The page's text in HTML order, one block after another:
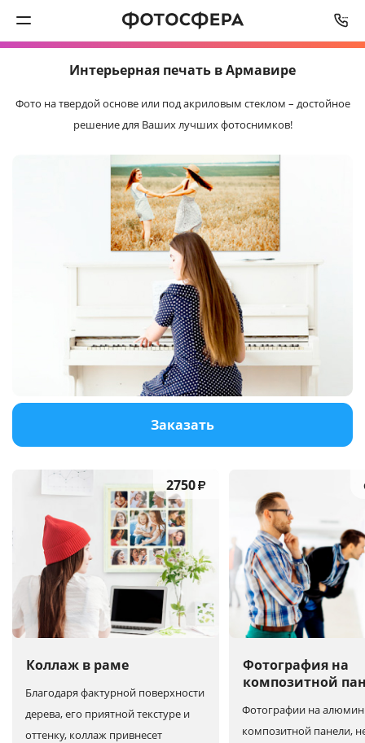
Интерьерная печать
Полиграфия
Услуги и сервис
Интерьерная печать в Армавире
Фото на твердой основе или под акриловым стеклом – достойное
решение для Ваших лучших фотоснимков!
Заказать
Коллаж в раме
2750₽
Благодаря фактурной поверхности
дерева, его приятной текстуре и
оттенку, коллаж привнесет
Фотография на
композитной
Фотографии на
композитной панели,